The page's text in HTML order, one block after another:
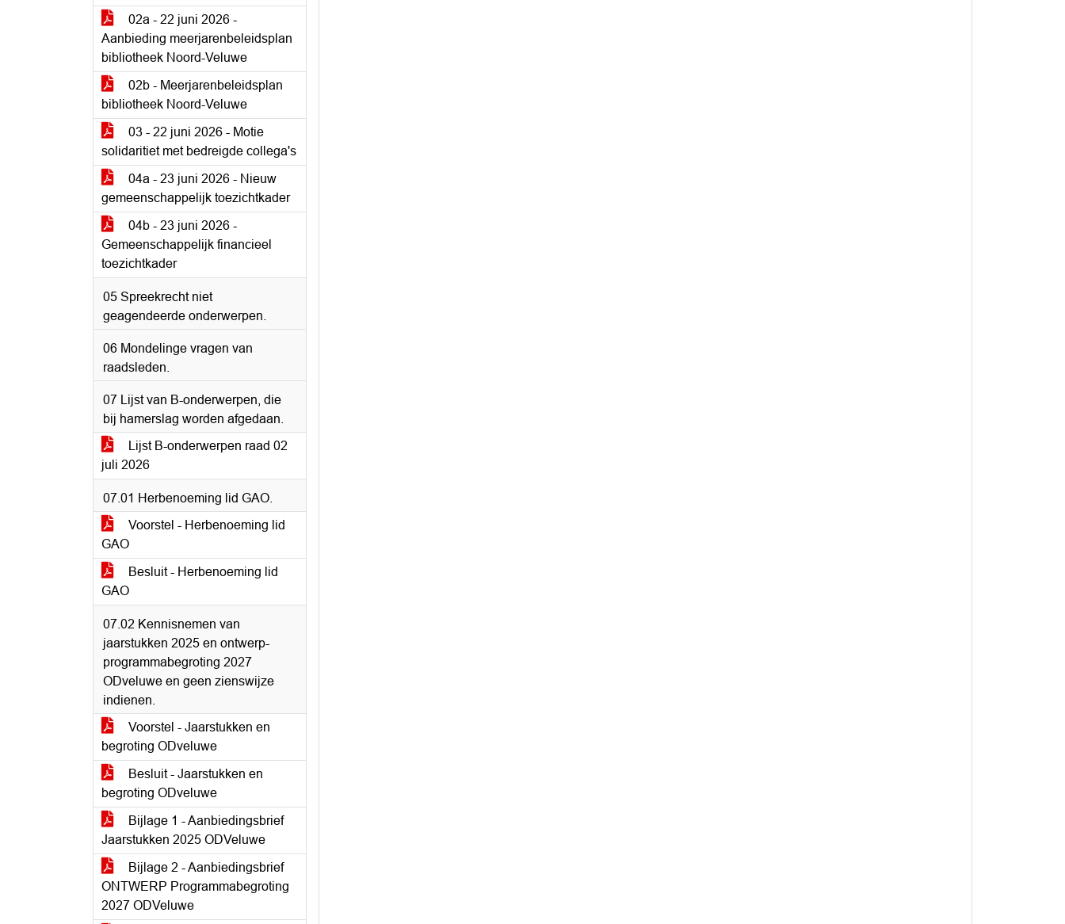
02a - 22 juni 2026 -
Aanbieding meerjarenbeleidsplan
bibliotheek Noord-Veluwe
02b - Meerjarenbeleidsplan
bibliotheek Noord-Veluwe
03 - 22 juni 2026 - Motie
solidaritiet met bedreigde collega's
04a - 23 juni 2026 - Nieuw
gemeenschappelijk toezichtkader
04b - 23 juni 2026 -
Gemeenschappelijk financieel
toezichtkader
05 Spreekrecht niet
geagendeerde onderwerpen.
06 Mondelinge vragen van
raadsleden.
07 Lijst van B-onderwerpen, die
bij hamerslag worden afgedaan.
Lijst B-onderwerpen raad 02
juli 2026
07.01 Herbenoeming lid GAO.
Voorstel - Herbenoeming lid
GAO
Besluit - Herbenoeming lid
GAO
07.02 Kennisnemen van
jaarstukken 2025 en ontwerp-
programmabegroting 2027
ODveluwe en geen zienswijze
indienen.
Voorstel - Jaarstukken en
begroting ODveluwe
Besluit - Jaarstukken en
begroting ODveluwe
Bijlage 1 - Aanbiedingsbrief
Jaarstukken 2025 ODVeluwe
Bijlage 2 - Aanbiedingsbrief
ONTWERP Programmabegroting
2027 ODVeluwe